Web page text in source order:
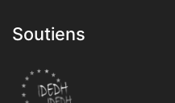
Soutiens